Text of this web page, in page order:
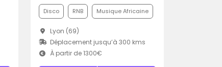
Disco RNB Musique Africaine
Lyon (69)
Déplacement jusqu’à 300 kms
À partir de 1300€